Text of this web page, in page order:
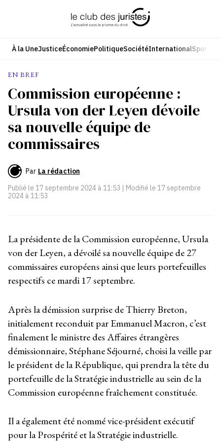
À la UneJusticeÉconomiePolitiqueSociétéInternationalSport
EN BREF
Commission européenne :
Ursula von der Leyen dévoile
sa nouvelle équipe de
commissaires
Par La rédaction
Publié le 17 septembre 2024 à 11:53 | Modifié le 17 septembre
2024 à 11:53
La présidente de la Commission européenne, Ursula
von der Leyen, a dévoilé sa nouvelle équipe de 27
commissaires européens ainsi que leurs portefeuilles
respectifs ce mardi 17 septembre.
Après la démission surprise de Thierry Breton,
initialement reconduit par Emmanuel Macron, c’est
finalement le ministre des Affaires étrangères
démissionnaire, Stéphane Séjourné, choisi la veille par
le président de la République, qui prendra la tête du
portefeuille de la Stratégie industrielle au sein de la
Commission européenne fraîchement constituée.
Il a également été nommé vice-président exécutif
pour la Prospérité et la Stratégie industrielle.